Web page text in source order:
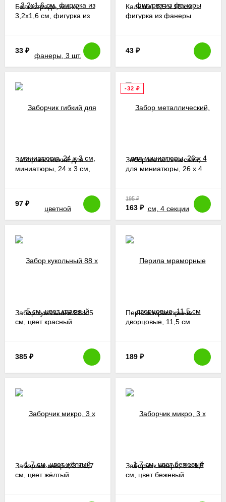
Балюстрада, мини,
3,2х1,6 см, фигурка из
33 ₽
Калитка, 7,5 х 10 см,
фигурка из фанеры
43 ₽
Заборчик гибкий для
миниатюры, 24 х 3 см,
97 ₽
-32 ₽
Забор металлический,
для миниатюры, 26 х 4
195₽
163 ₽
Забор кукольный 88 х 5
см, цвет красный
385 ₽
Перила мраморные
дворцовые, 11,5 см
189 ₽
Заборчик микро, 3 х 1,7
см, цвет жёлтый
Заборчик микро, 3 х 1,7
см, цвет бежевый